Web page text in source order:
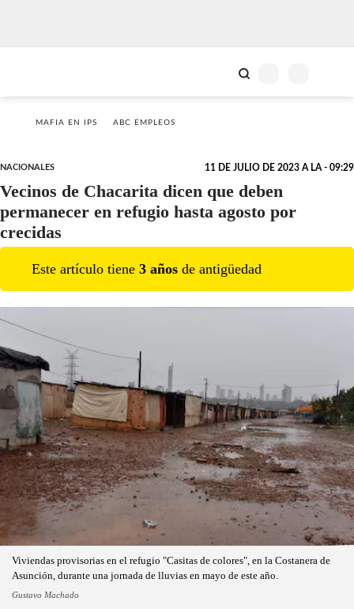
MAFIA EN IPS ABC EMPLEOS
NACIONALES 11 DE JULIO DE 2023 A LA - 09:29
Vecinos de Chacarita dicen que deben
permanecer en refugio hasta agosto por
crecidas
Este artículo tiene 3 años de antigüedad
Viviendas provisorias en el refugio "Casitas de colores", en la Costanera de
Asunción, durante una jornada de lluvias en mayo de este año.
Gustavo Machado